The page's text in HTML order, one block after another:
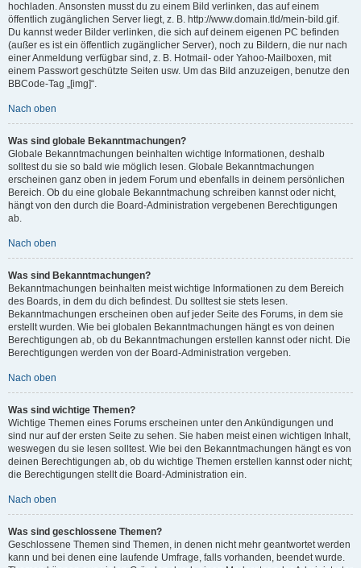
hochladen. Ansonsten musst du zu einem Bild verlinken, das auf einem
öffentlich zugänglichen Server liegt, z. B. http://www.domain.tld/mein-bild.gif.
Du kannst weder Bilder verlinken, die sich auf deinem eigenen PC befinden
(außer es ist ein öffentlich zugänglicher Server), noch zu Bildern, die nur nach
einer Anmeldung verfügbar sind, z. B. Hotmail- oder Yahoo-Mailboxen, mit
einem Passwort geschützte Seiten usw. Um das Bild anzuzeigen, benutze den
BBCode-Tag „[img]“.
Nach oben
Was sind globale Bekanntmachungen?
Globale Bekanntmachungen beinhalten wichtige Informationen, deshalb
solltest du sie so bald wie möglich lesen. Globale Bekanntmachungen
erscheinen ganz oben in jedem Forum und ebenfalls in deinem persönlichen
Bereich. Ob du eine globale Bekanntmachung schreiben kannst oder nicht,
hängt von den durch die Board-Administration vergebenen Berechtigungen
ab.
Nach oben
Was sind Bekanntmachungen?
Bekanntmachungen beinhalten meist wichtige Informationen zu dem Bereich
des Boards, in dem du dich befindest. Du solltest sie stets lesen.
Bekanntmachungen erscheinen oben auf jeder Seite des Forums, in dem sie
erstellt wurden. Wie bei globalen Bekanntmachungen hängt es von deinen
Berechtigungen ab, ob du Bekanntmachungen erstellen kannst oder nicht. Die
Berechtigungen werden von der Board-Administration vergeben.
Nach oben
Was sind wichtige Themen?
Wichtige Themen eines Forums erscheinen unter den Ankündigungen und
sind nur auf der ersten Seite zu sehen. Sie haben meist einen wichtigen Inhalt,
weswegen du sie lesen solltest. Wie bei den Bekanntmachungen hängt es von
deinen Berechtigungen ab, ob du wichtige Themen erstellen kannst oder nicht;
die Berechtigungen stellt die Board-Administration ein.
Nach oben
Was sind geschlossene Themen?
Geschlossene Themen sind Themen, in denen nicht mehr geantwortet werden
kann und bei denen eine laufende Umfrage, falls vorhanden, beendet wurde.